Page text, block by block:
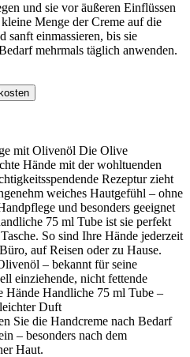
und sie vor äußeren Einflüssen
Menge der Creme auf die
sanft einmassieren, bis sie
mehrmals täglich anwenden.
mit Olivenöl Die Olive
Hände mit der wohltuenden
Rezeptur zieht
weiches Hautgefühl – ohne
und besonders geeignet
75 ml Tube ist sie perfekt
So sind Ihre Hände jederzeit
auf Reisen oder zu Hause.
– bekannt für seine
einziehende, nicht fettende
Hände Handliche 75 ml Tube –
Duft
Sie die Handcreme nach Bedarf
– besonders nach dem
Haut.